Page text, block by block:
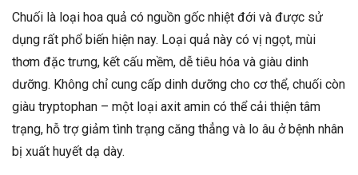
Chuối là loại hoa quả có nguồn gốc nhiệt đới và được sử
dụng rất phổ biến hiện nay. Loại quả này có vị ngọt, mùi
thơm đặc trưng, kết cấu mềm, dễ tiêu hóa và giàu dinh
dưỡng. Không chỉ cung cấp dinh dưỡng cho cơ thể, chuối còn
giàu tryptophan – một loại axit amin có thể cải thiện tâm
trạng, hỗ trợ giảm tình trạng căng thẳng và lo âu ở bệnh nhân
bị xuất huyết dạ dày.